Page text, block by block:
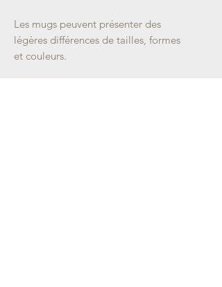
Les mugs peuvent présenter des
légères différences de tailles, formes
et couleurs.